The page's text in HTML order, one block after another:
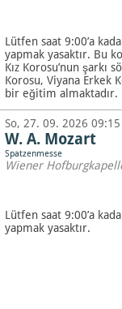
Lütfen saat 9:00’a
yapmak yasaktır. Bu
Kız Korosu’nun şarkı
Korosu, Viyana Erkek
bir eğitim almaktadır.
So, 27. 09. 2026
W. A. Mozart
Spatzenmesse
Wiener
Lütfen saat 9:00’a
yapmak yasaktır.